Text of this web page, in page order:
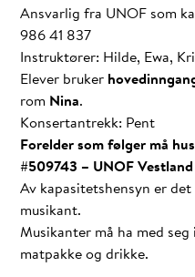
Ansvarlig fra UNOF som
986 41 837
Instruktører: Hilde, Ewa,
Elever bruker
rom Nina.
Konsertantrekk: Pent
Forelder som følger må
#509743 – UNOF
Av kapasitetshensyn er
musikant.
Musikanter må ha med
matpakke og drikke.